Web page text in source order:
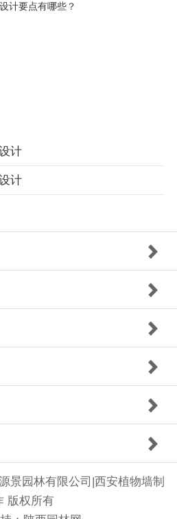
设计要点有哪些？
计
计
景园林有限公司|西安植物墙制
版权所有